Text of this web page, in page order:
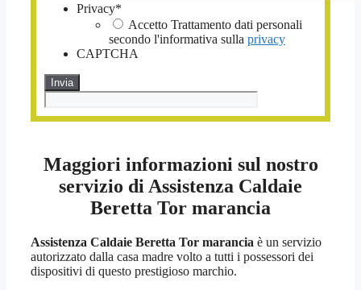
Privacy*
Accetto Trattamento dati personali
secondo l'informativa sulla privacy
CAPTCHA
Maggiori informazioni sul nostro
servizio di Assistenza Caldaie
Beretta Tor marancia
Assistenza Caldaie Beretta Tor marancia è un servizio
autorizzato dalla casa madre volto a tutti i possessori dei
dispositivi di questo prestigioso marchio.